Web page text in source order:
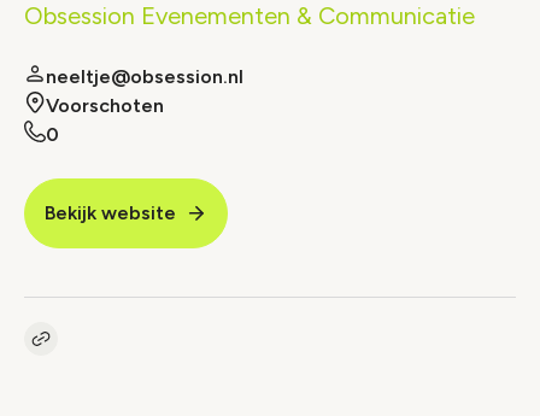
Obsession Evenementen & Communicatie
neeltje@obsession.nl
Voorschoten
0
Bekijk website
Kopieer link naar vacature